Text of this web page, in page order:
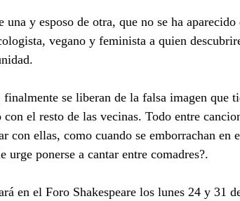
y esposo de otra, que no se ha
vegano y feminista a quien
se liberan de la falsa imagen que
el resto de las vecinas. Todo entre
con ellas, como cuando se emborrachan en
urge ponerse a cantar entre comadres?.
en el Foro Shakespeare los lunes 24 y 31